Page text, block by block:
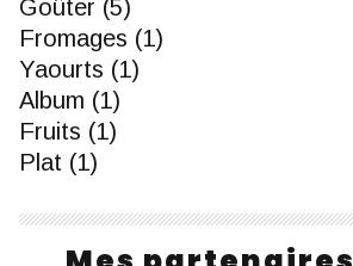
Goûter (5)
Fromages (1)
Yaourts (1)
Album (1)
Fruits (1)
Plat (1)